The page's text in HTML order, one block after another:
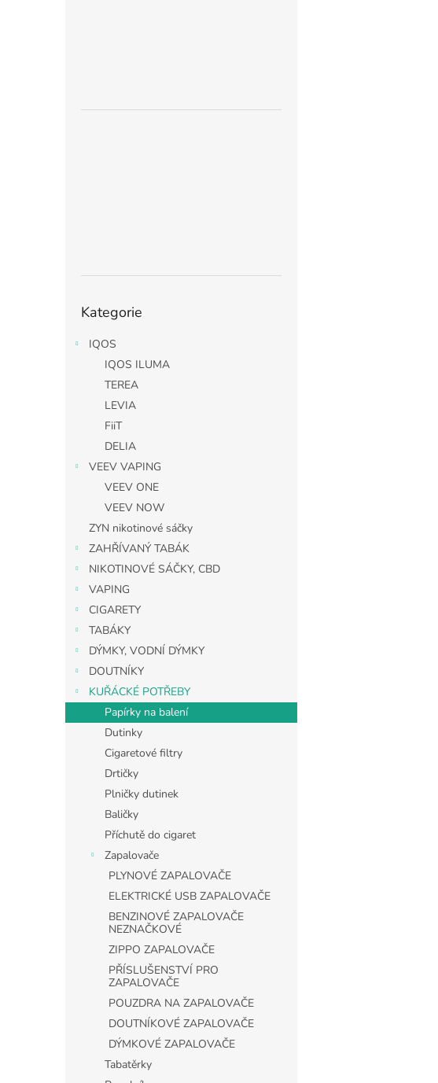
kategorie
Kategorie
IQOS
IQOS ILUMA
TEREA
LEVIA
FiiT
DELIA
VEEV VAPING
VEEV ONE
VEEV NOW
ZYN nikotinové sáčky
ZAHŘÍVANÝ TABÁK
NIKOTINOVÉ SÁČKY, CBD
VAPING
CIGARETY
TABÁKY
DÝMKY, VODNÍ DÝMKY
DOUTNÍKY
KUŘÁCKÉ POTŘEBY
Papírky na balení
Dutinky
Cigaretové filtry
Drtičky
Plničky dutinek
Baličky
Příchutě do cigaret
Zapalovače
PLYNOVÉ ZAPALOVAČE
ELEKTRICKÉ USB ZAPALOVAČE
BENZINOVÉ ZAPALOVAČE
NEZNAČKOVÉ
ZIPPO ZAPALOVAČE
PŘÍSLUŠENSTVÍ PRO
ZAPALOVAČE
POUZDRA NA ZAPALOVAČE
DOUTNÍKOVÉ ZAPALOVAČE
DÝMKOVÉ ZAPALOVAČE
Tabatěrky